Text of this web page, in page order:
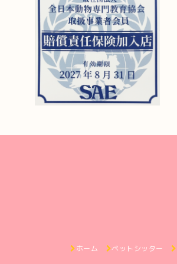
ホーム ペットシッター